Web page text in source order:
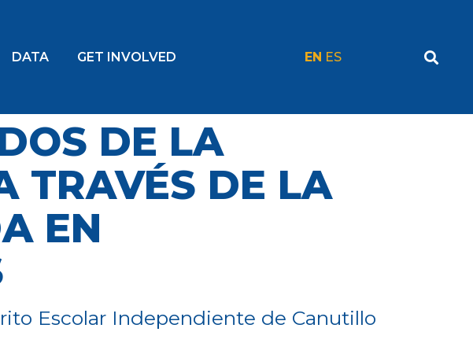
DATA GET INVOLVED EN ES
DE LA
TRAVÉS DE LA
EN
Escolar Independiente de Canutillo